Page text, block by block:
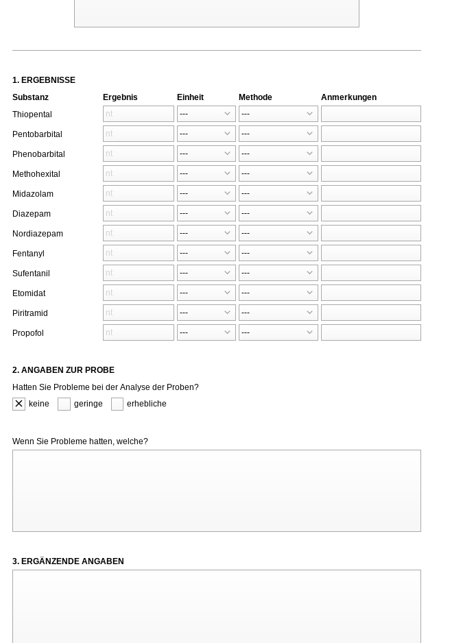
1. ERGEBNISSE
Substanz
Ergebnis Einheit Methode
Anmerkungen
Thiopental
Pentobarbital
Phenobarbital
Methohexital
Midazolam
Diazepam
Nordiazepam
Fentanyl
Sufentanil
Etomidat
Piritramid
Propofol
2. ANGABEN ZUR PROBE
Hatten Sie Probleme bei der Analyse der Proben?
keine
geringe erhebliche
Wenn Sie Probleme hatten, welche?
3. ERGÄNZENDE ANGABEN